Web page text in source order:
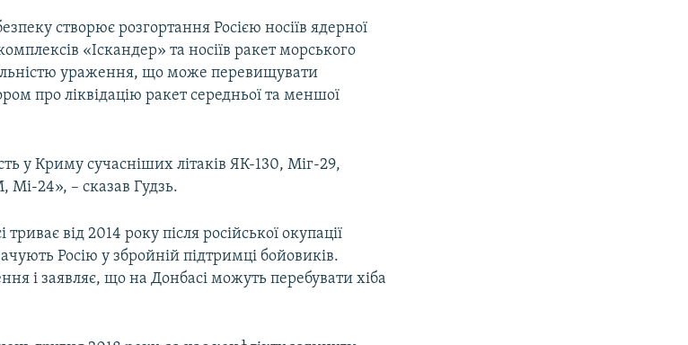
створює розгортання Росією носіїв ядерної
«Іскандер» та носіїв ракет морського
ураження, що може перевищувати
про ліквідацію ракет середньої та меншої
у Криму сучасніших літаків ЯК-130, Міг-29,
Мі-24», – сказав Гудзь.
від 2014 року після російської окупації
Росію у збройній підтримці бойовиків.
і заявляє, що на Донбасі можуть перебувати хіба